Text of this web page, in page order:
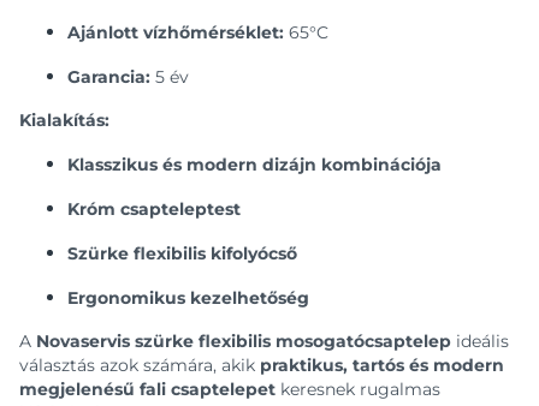
Ajánlott vízhőmérséklet: 65°C
Garancia: 5 év
Kialakítás:
Klasszikus és modern dizájn kombinációja
Króm csapteleptest
Szürke flexibilis kifolyócső
Ergonomikus kezelhetőség
A Novaservis szürke flexibilis mosogatócsaptelep ideális
választás azok számára, akik praktikus, tartós és modern
megjelenésű fali csaptelepet keresnek rugalmas